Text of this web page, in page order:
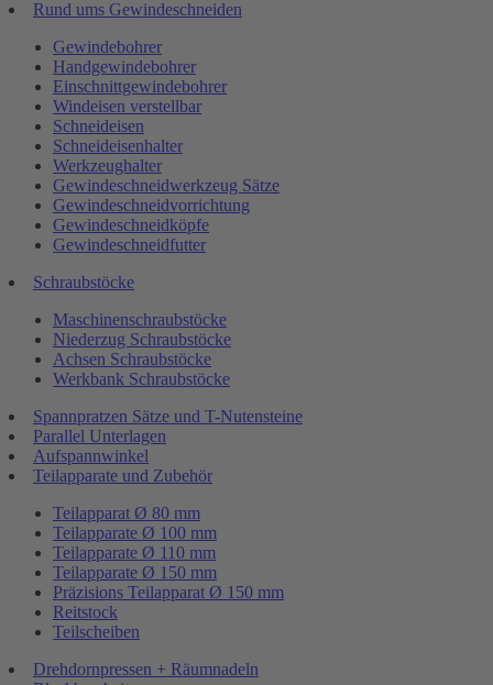
Rund ums Gewindeschneiden
Gewindebohrer
Handgewindebohrer
Einschnittgewindebohrer
Windeisen verstellbar
Schneideisen
Schneideisenhalter
Werkzeughalter
Gewindeschneidwerkzeug Sätze
Gewindeschneidvorrichtung
Gewindeschneidköpfe
Gewindeschneidfutter
Schraubstöcke
Maschinenschraubstöcke
Niederzug Schraubstöcke
Achsen Schraubstöcke
Werkbank Schraubstöcke
Spannpratzen Sätze und T-Nutensteine
Parallel Unterlagen
Aufspannwinkel
Teilapparate und Zubehör
Teilapparat Ø 80 mm
Teilapparate Ø 100 mm
Teilapparate Ø 110 mm
Teilapparate Ø 150 mm
Präzisions Teilapparat Ø 150 mm
Reitstock
Teilscheiben
Drehdornpressen + Räumnadeln